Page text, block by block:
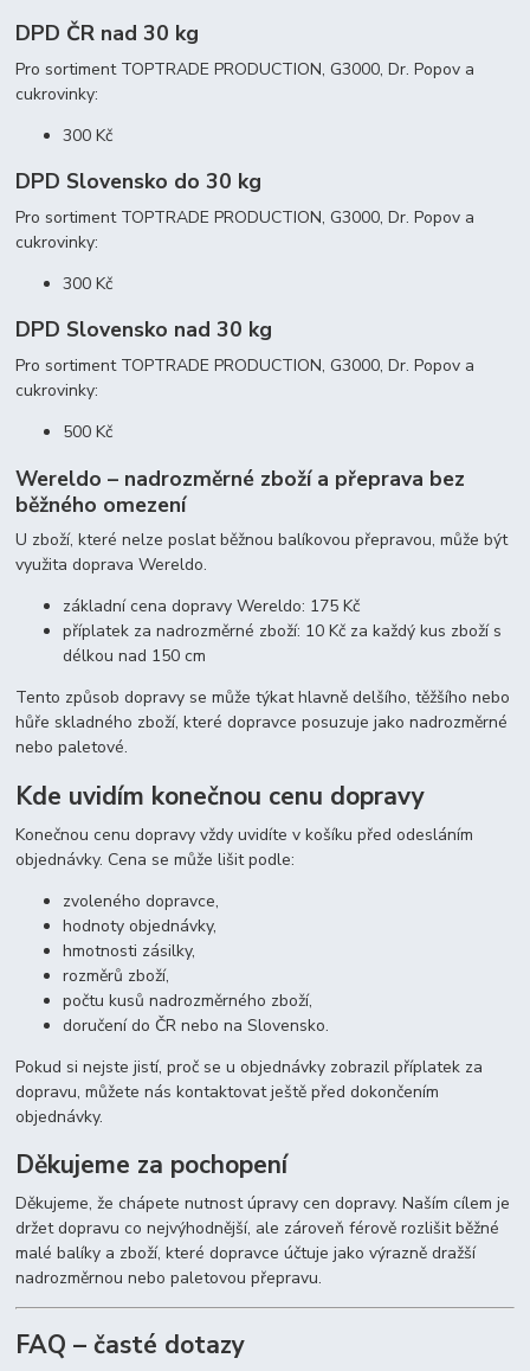
DPD ČR nad 30 kg
Pro sortiment TOPTRADE PRODUCTION, G3000, Dr. Popov a
cukrovinky:
300 Kč
DPD Slovensko do 30 kg
Pro sortiment TOPTRADE PRODUCTION, G3000, Dr. Popov a
cukrovinky:
300 Kč
DPD Slovensko nad 30 kg
Pro sortiment TOPTRADE PRODUCTION, G3000, Dr. Popov a
cukrovinky:
500 Kč
Wereldo – nadrozměrné zboží a přeprava bez
běžného omezení
U zboží, které nelze poslat běžnou balíkovou přepravou, může být
využita doprava Wereldo.
základní cena dopravy Wereldo: 175 Kč
příplatek za nadrozměrné zboží: 10 Kč za každý kus zboží s
délkou nad 150 cm
Tento způsob dopravy se může týkat hlavně delšího, těžšího nebo
hůře skladného zboží, které dopravce posuzuje jako nadrozměrné
nebo paletové.
Kde uvidím konečnou cenu dopravy
Konečnou cenu dopravy vždy uvidíte v košíku před odesláním
objednávky. Cena se může lišit podle:
zvoleného dopravce,
hodnoty objednávky,
hmotnosti zásilky,
rozměrů zboží,
počtu kusů nadrozměrného zboží,
doručení do ČR nebo na Slovensko.
Pokud si nejste jistí, proč se u objednávky zobrazil příplatek za
dopravu, můžete nás kontaktovat ještě před dokončením
objednávky.
Děkujeme za pochopení
Děkujeme, že chápete nutnost úpravy cen dopravy. Naším cílem je
držet dopravu co nejvýhodnější, ale zároveň férově rozlišit běžné
malé balíky a zboží, které dopravce účtuje jako výrazně dražší
nadrozměrnou nebo paletovou přepravu.
FAQ – časté dotazy